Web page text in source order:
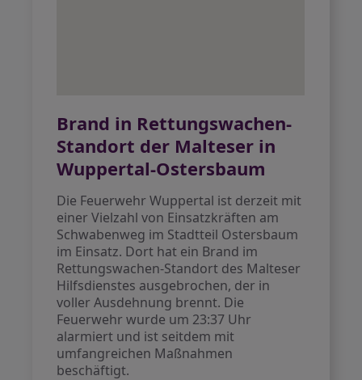
Brand in Rettungswachen-
Standort der Malteser in
Wuppertal-Ostersbaum
Die Feuerwehr Wuppertal ist derzeit mit
einer Vielzahl von Einsatzkräften am
Schwabenweg im Stadtteil Ostersbaum
im Einsatz. Dort hat ein Brand im
Rettungswachen-Standort des Malteser
Hilfsdienstes ausgebrochen, der in
voller Ausdehnung brennt. Die
Feuerwehr wurde um 23:37 Uhr
alarmiert und ist seitdem mit
umfangreichen Maßnahmen
beschäftigt.